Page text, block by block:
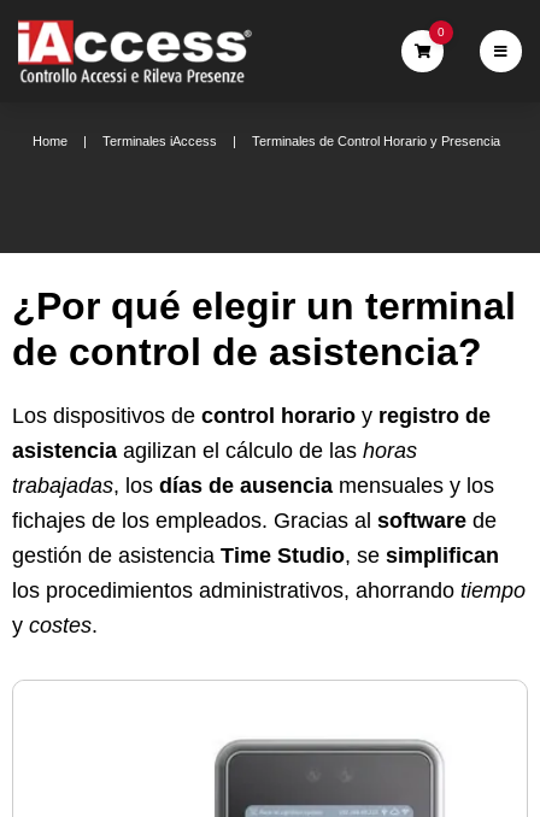
0
Home Terminales iAccess Terminales de Control Horario y Presencia
¿Por qué elegir un terminal
de control de asistencia?
Los dispositivos de control horario y registro de
asistencia agilizan el cálculo de las horas
trabajadas, los días de ausencia mensuales y los
fichajes de los empleados. Gracias al software de
gestión de asistencia Time Studio, se simplifican
los procedimientos administrativos, ahorrando tiempo
y costes.